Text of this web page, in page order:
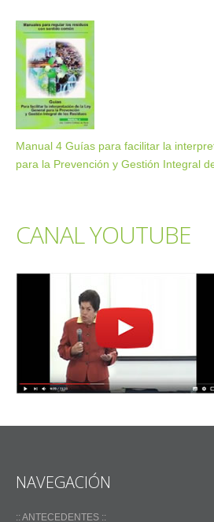
Manual 4 Guías para facilitar la
para la Prevención y Gestión Integral
CANAL YOUTUBE
NAVEGACIÓN
:: ANTECEDENTES ::